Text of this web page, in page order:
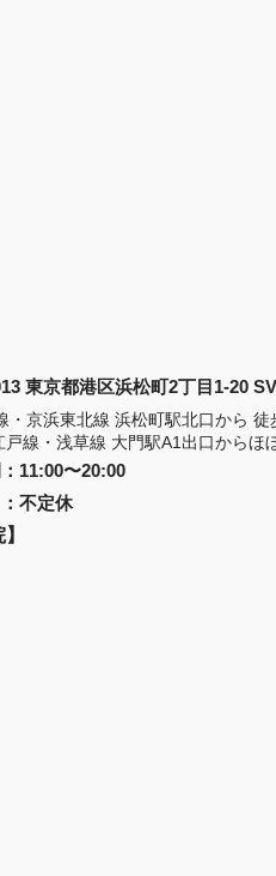
東京都港区浜松町2丁目1-20
・京浜東北線 浜松町駅北口から 徒
戸線・浅草線 大門駅A1出口からほ
： 11:00〜20:00
： 不定休